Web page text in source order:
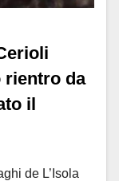
rientro da
il
de L’Isola